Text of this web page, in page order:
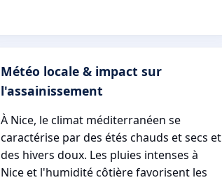
Météo locale & impact sur
l'assainissement
À Nice, le climat méditerranéen se
caractérise par des étés chauds et secs et
des hivers doux. Les pluies intenses à
Nice et l'humidité côtière favorisent les